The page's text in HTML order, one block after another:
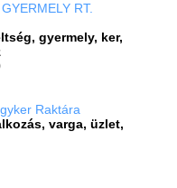
RT.
gyermely, ker,
Raktára
varga, üzlet,